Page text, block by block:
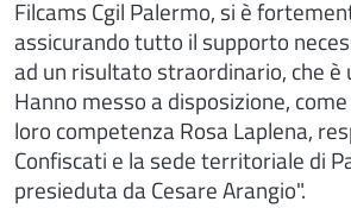
Filcams Cgil Palermo, si è
assicurando tutto il supporto
ad un risultato straordinario, che è
Hanno messo a disposizione,
loro competenza Rosa Laplena,
Confiscati e la sede territoriale di
presieduta da Cesare Arangio".